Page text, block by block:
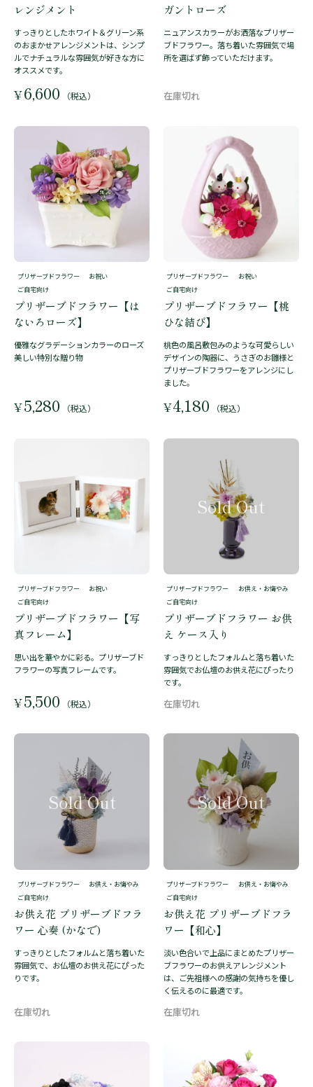
レンジメント
すっきりとしたホワイト＆グリーン系
のおまかせアレンジメントは、シンプ
ルでナチュラルな雰囲気が好きな方に
オススメです。
¥6,600 （税込）
ガントローズ
ニュアンスカラーがお洒落なプリザー
ブドフラワー。落ち着いた雰囲気で場
所を選ばず飾っていただけます。
プリザーブドフラワー
お祝い
ご自宅向け
プリザーブドフラワー【は
ないろローズ】
優雅なグラデーションカラーのローズ
美しい特別な贈り物
¥5,280 （税込）
プリザーブドフラワー
お祝い
ご自宅向け
プリザーブドフラワー【桃
ひな結び】
桃色の風呂敷包みのような可愛らしい
デザインの陶器に、うさぎのお雛様と
プリザーブドフラワーをアレンジにし
ました。
¥4,180 （税込）
プリザーブドフラワー
お祝い
ご自宅向け
プリザーブドフラワー【写
真フレーム】
思い出を華やかに彩る。プリザーブド
フラワーの写真フレームです。
¥5,500 （税込）
プリザーブドフラワー
お供え・お悔やみ
ご自宅向け
プリザーブドフラワー お供
え ケース入り
すっきりとしたフォルムと落ち着いた
雰囲気でお仏壇のお供え花にぴったり
です。
プリザーブドフラワー
お供え・お悔やみ
ご自宅向け
お供え花 プリザーブドフラ
ワー 心奏 (かなで)
すっきりとしたフォルムと落ち着いた
雰囲気で、お仏壇のお供え花にぴった
りです。
プリザーブドフラワー
お供え・お悔やみ
ご自宅向け
お供え花 プリザーブドフラ
ワー【和心】
淡い色合いで上品にまとめたプリザー
ブフラワーのお供えアレンジメント
は、ご先祖様への感謝の気持ちを優し
く伝えるのに最適です。